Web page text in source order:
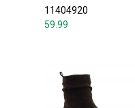
11404920
59.99